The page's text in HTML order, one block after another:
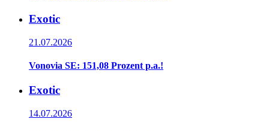
Exotic
21.07.2026
Vonovia SE: 151,08 Prozent p.a.!
Exotic
14.07.2026